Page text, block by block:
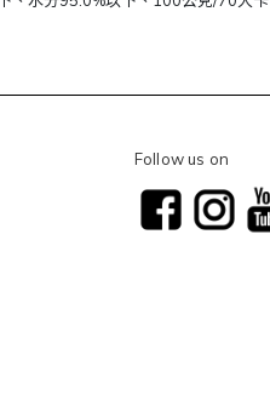
Follow us on